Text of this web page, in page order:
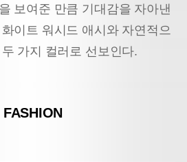
보여준 만큼 기대감을 자아낸
이트 워시드 애시와 자연적으
가지 컬러로 선보인다.
FASHION